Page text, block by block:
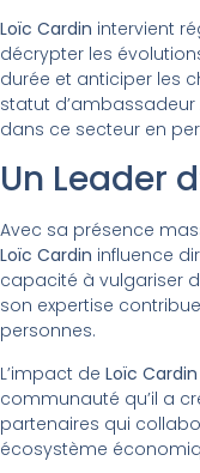
Loïc Cardin intervient
décrypter les
durée et anticiper les
statut
dans ce secteur en
Un Leader
Avec sa présence
Loïc Cardin influence
capacité à vulgariser
son expertise
personnes.
L’impact de Loïc Cardin
communauté qu’il a
partenaires qui
écosystème